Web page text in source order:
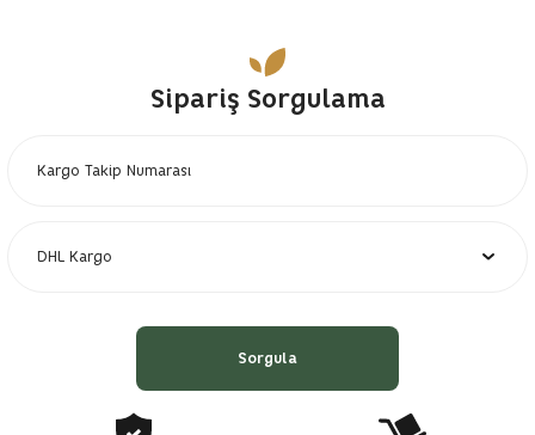
konularda yetersiz gördüğünüz noktaları öneri formunu
kullanarak tarafımıza iletebilirsiniz.
Görüş ve önerileriniz için teşekkür ederiz.
Ürün fiyatı diğer sitelerden daha pahalı.
Sipariş Sorgulama
Sorgula